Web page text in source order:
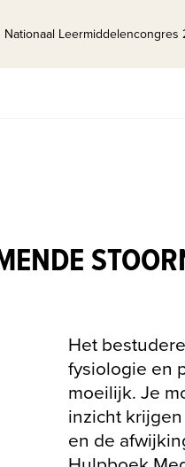
Nationaal Leermiddelencongres
Het
fysiologie en
moeilijk. Je
inzicht
en de